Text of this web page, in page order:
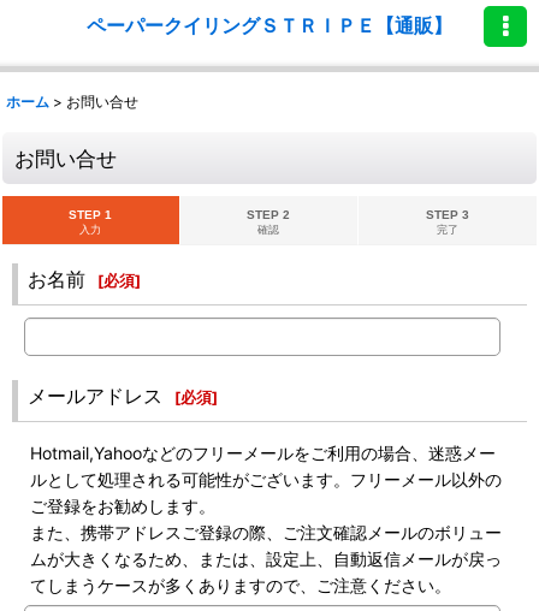
ペーパークイリングＳＴＲＩＰＥ【通販】
ホーム > お問い合せ
お問い合せ
STEP 1
入力
STEP 2
確認
STEP 3
完了
お名前 [必須]
メールアドレス [必須]
Hotmail,Yahooなどのフリーメールをご利用の場合、迷惑メー
ルとして処理される可能性がございます。フリーメール以外の
ご登録をお勧めします。
また、携帯アドレスご登録の際、ご注文確認メールのボリュー
ムが大きくなるため、または、設定上、自動返信メールが戻っ
てしまうケースが多くありますので、ご注意ください。